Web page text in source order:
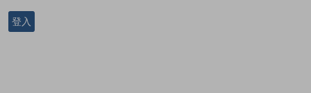
登入